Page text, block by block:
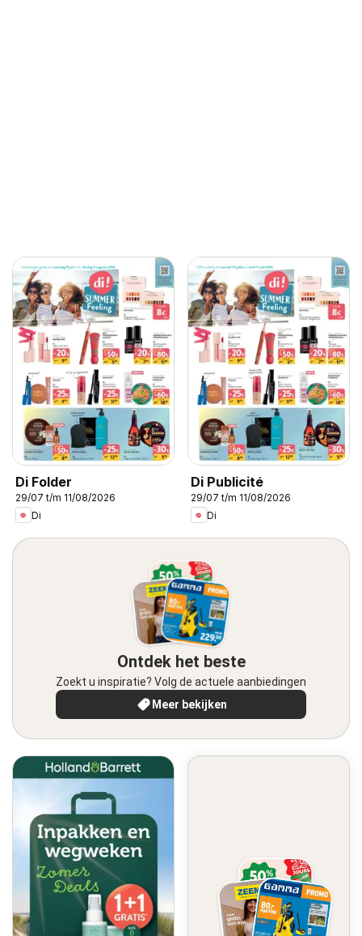
Di Folder
29/07 t/m 11/08/2026
Di
Di Publicité
29/07 t/m 11/08/2026
Di
Ontdek het beste
Zoekt u inspiratie? Volg de actuele aanbiedingen
Meer bekijken